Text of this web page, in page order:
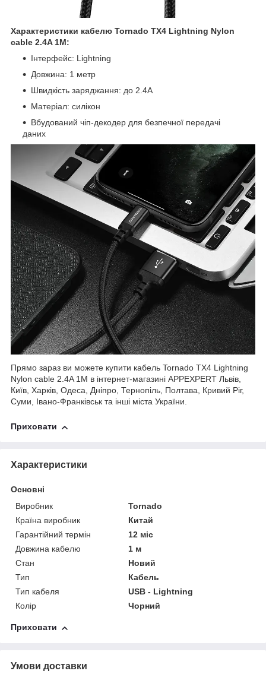
Характеристики кабелю Tornado TX4 Lightning Nylon
cable 2.4A 1M:
Інтерфейс: Lightning
Довжина: 1 метр
Швидкість заряджання: до 2.4А
Матеріал: силікон
Вбудований чіп-декодер для безпечної передачі
даних
Прямо зараз ви можете купити кабель Tornado TX4 Lightning
Nylon cable 2.4A 1M в інтернет-магазині APPEXPERT Львів,
Київ, Харків, Одеса, Дніпро, Тернопіль, Полтава, Кривий Ріг,
Суми, Івано-Франківськ та інші міста України.
Приховати
Характеристики
Основні
Виробник
Tornado
Країна виробник
Китай
Гарантійний термін
12 міс
Довжина кабелю
1 м
Стан
Новий
Тип
Кабель
Тип кабеля
USB - Lightning
Колір
Чорний
Приховати
Умови доставки